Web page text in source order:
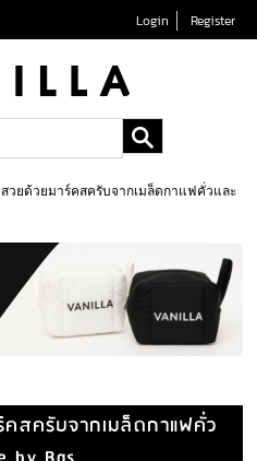
Login Register
สวยด้วยมาร์คสครับจากเมล็ดกาแฟคั่วและ
สครับจากเมล็ดกาแฟคั่ว